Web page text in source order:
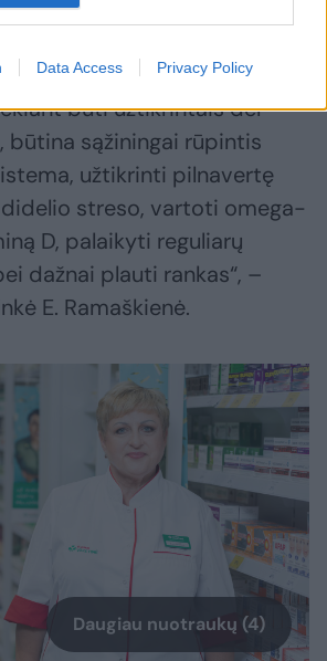
Data Access Privacy Policy
baigtųsi su peršalimo
būti užtikrintais dėl
būtina sąžiningai rūpintis
užtikrinti pilnavertę
streso, vartoti omega-
D, palaikyti reguliarų
dažnai plauti rankas“, –
E. Ramaškienė.
Daugiau nuotraukų (4)